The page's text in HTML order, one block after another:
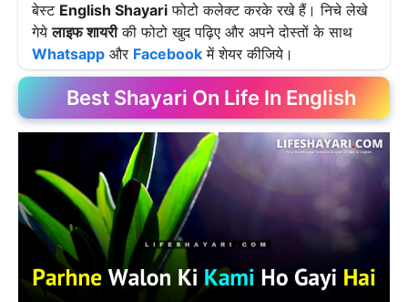
बेस्ट English Shayari फोटो कलेक्ट करके रखे हैं। निचे लेखे
गेयेलाइफ शायरीकी फोटो खुद पढ़िए और अपने दोस्तों के साथ
Whatsapp और Facebook में शेयर कीजिये।
Best Shayari On Life In English